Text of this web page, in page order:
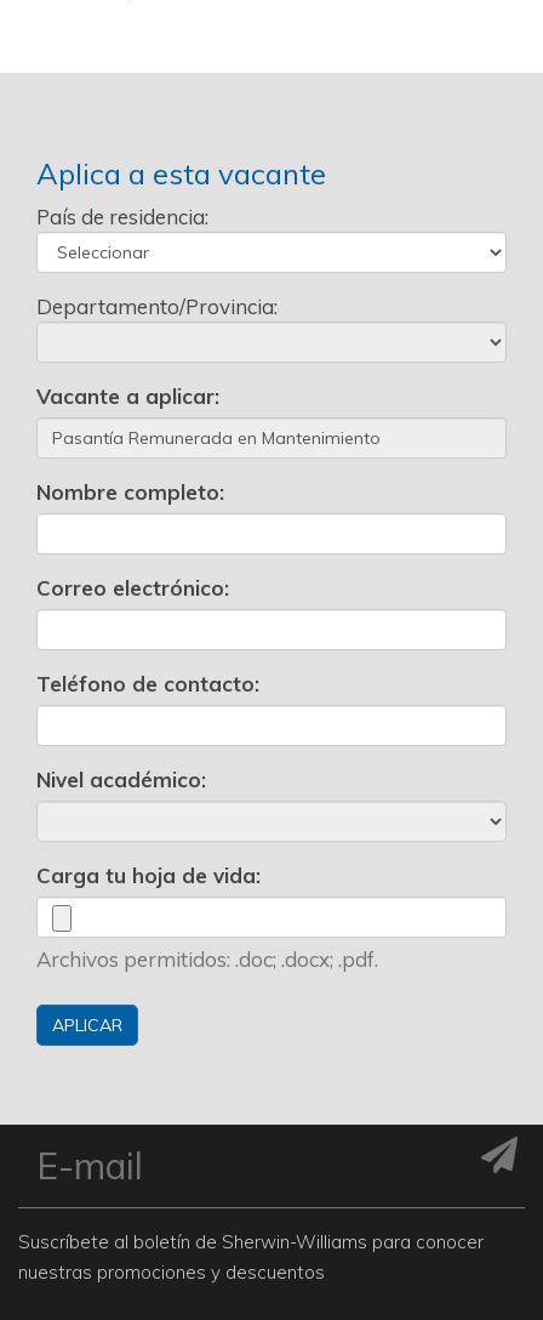
Aplica a esta vacante
País de residencia:
Departamento/Provincia:
Vacante a aplicar:
Nombre completo:
Correo electrónico:
Teléfono de contacto:
Nivel académico:
Carga tu hoja de vida:
Archivos permitidos: .doc; .docx; .pdf.
Suscríbete al boletín de Sherwin-Williams para conocer
nuestras promociones y descuentos